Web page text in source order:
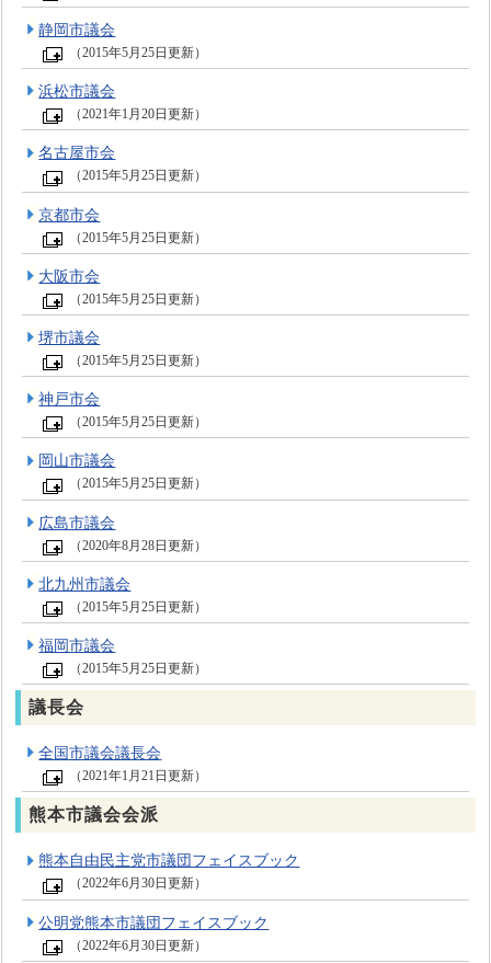
静岡市議会
（2015年5月25日更新）
浜松市議会
（2021年1月20日更新）
名古屋市会
（2015年5月25日更新）
京都市会
（2015年5月25日更新）
大阪市会
（2015年5月25日更新）
堺市議会
（2015年5月25日更新）
神戸市会
（2015年5月25日更新）
岡山市議会
（2015年5月25日更新）
広島市議会
（2020年8月28日更新）
北九州市議会
（2015年5月25日更新）
福岡市議会
（2015年5月25日更新）
議長会
全国市議会議長会
（2021年1月21日更新）
熊本市議会会派
熊本自由民主党市議団フェイスブック
（2022年6月30日更新）
公明党熊本市議団フェイスブック
（2022年6月30日更新）